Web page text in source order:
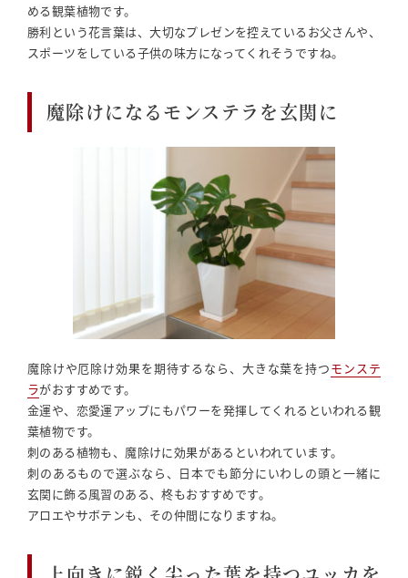
める観葉植物です。
勝利という花言葉は、大切なプレゼンを控えているお父さんや、
スポーツをしている子供の味方になってくれそうですね。
魔除けになるモンステラを玄関に
魔除けや厄除け効果を期待するなら、大きな葉を持つモンステ
ラがおすすめです。
金運や、恋愛運アップにもパワーを発揮してくれるといわれる観
葉植物です。
刺のある植物も、魔除けに効果があるといわれています。
刺のあるもので選ぶなら、日本でも節分にいわしの頭と一緒に
玄関に飾る風習のある、柊もおすすめです。
アロエやサボテンも、その仲間になりますね。